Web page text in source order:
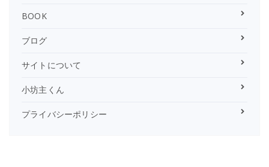
BOOK
ブログ
サイトについて
小坊主くん
プライバシーポリシー